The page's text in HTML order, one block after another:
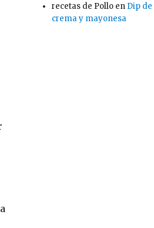
recetas de Pollo en Dip
crema y mayonesa